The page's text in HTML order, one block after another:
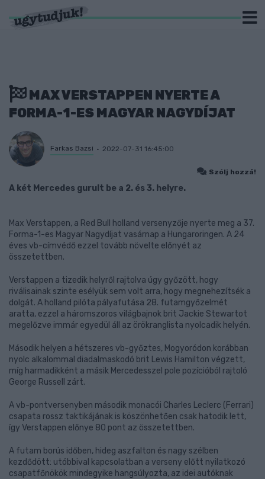
MAX VERSTAPPEN NYERTE A
FORMA-1-ES MAGYAR NAGYDÍJAT
Farkas Bazsi 2022-07-31 16:45:00
Szólj hozzá!
A két Mercedes gurult be a 2. és 3. helyre.
Max Verstappen, a Red Bull holland versenyzője nyerte meg a 37.
Forma-1-es Magyar Nagydíjat vasárnap a Hungaroringen. A 24
éves vb-címvédő ezzel tovább növelte előnyét az
összetettben.
Verstappen a tizedik helyről rajtolva úgy győzött, hogy
riválisainak szinte esélyük sem volt arra, hogy megnehezítsék a
dolgát. A holland pilóta pályafutása 28. futamgyőzelmét
aratta, ezzel a háromszoros világbajnok brit Jackie Stewartot
megelőzve immár egyedül áll az örökranglista nyolcadik helyén.
Második helyen a hétszeres vb-győztes, Mogyoródon korábban
nyolc alkalommal diadalmaskodó brit Lewis Hamilton végzett,
míg harmadikként a másik Mercedesszel pole pozícióból rajtoló
George Russell zárt.
A vb-pontversenyben második monacói Charles Leclerc (Ferrari)
csapata rossz taktikájának is köszönhetően csak hatodik lett,
így Verstappen előnye 80 pont az összetettben.
A futam borús időben, hideg aszfalton és nagy szélben
kezdődött: utóbbival kapcsolatban a verseny előtt nyilatkozó
csapatfőnökök mindegyike hangsúlyozta, az idei autóknak